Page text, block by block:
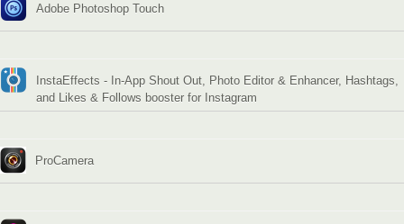
Adobe Photoshop Touch
InstaEffects - In-App Shout Out, Photo Editor & Enhancer, Hashtags,
and Likes & Follows booster for Instagram
ProCamera